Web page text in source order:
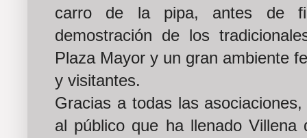
carro de la pipa, antes de
demostración de los
Plaza Mayor y un gran ambiente
y visitantes.
Gracias a todas las
al público que ha llenado